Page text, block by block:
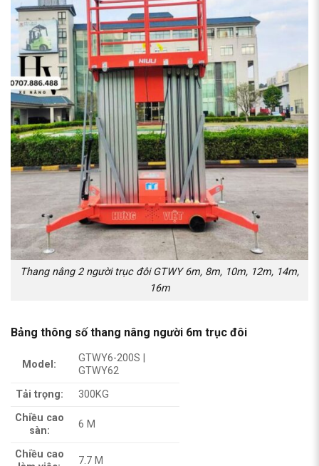
Thang nâng 2 người trục đôi GTWY 6m, 8m, 10m, 12m, 14m,
16m
Bảng thông số thang nâng người 6m trục đôi
Model:
GTWY6-200S |
GTWY62
Tải trọng:
300KG
Chiều cao
sàn:
6 M
Chiều cao
7.7 M